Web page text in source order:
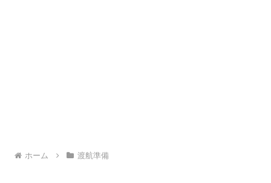
ホーム 渡航準備